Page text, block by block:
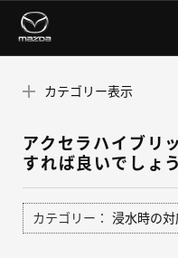
カテゴリー表示
アクセラハイブリ
すれば良いでしょ
カテゴリー： 浸水時の対